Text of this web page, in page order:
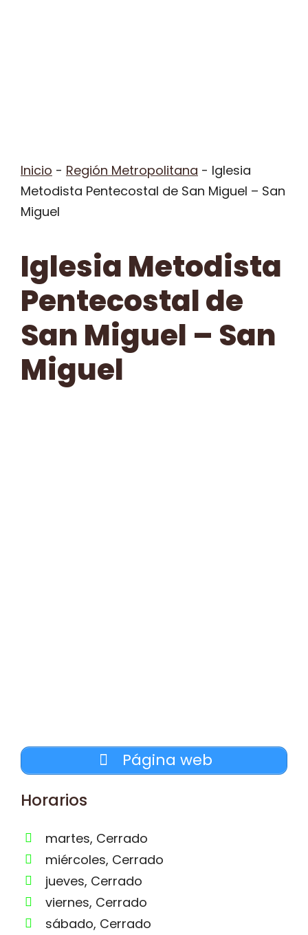
Inicio - Región Metropolitana - Iglesia
Metodista Pentecostal de San Miguel – San
Miguel
Iglesia Metodista
Pentecostal de
San Miguel – San
Miguel
Página web
Horarios
martes, Cerrado
miércoles, Cerrado
jueves, Cerrado
viernes, Cerrado
sábado, Cerrado